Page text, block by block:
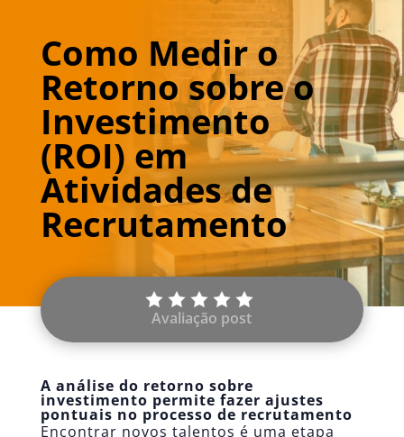
Como Medir o
Retorno sobre o
Investimento
(ROI) em
Atividades de
Recrutamento
Avaliação post
A análise do retorno sobre
investimento permite fazer ajustes
pontuais no processo de recrutamento
Encontrar novos talentos é uma etapa